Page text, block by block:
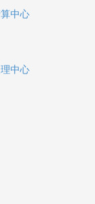
中心
中心